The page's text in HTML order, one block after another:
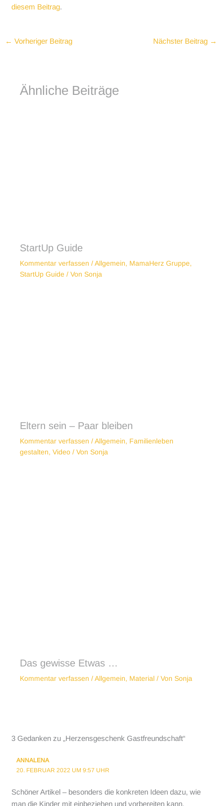
diesem Beitrag.
← Vorheriger Beitrag Nächster Beitrag →
Ähnliche Beiträge
StartUp Guide
Kommentar verfassen /Allgemein, MamaHerz Gruppe,
StartUp Guide / Von Sonja
Eltern sein – Paar bleiben
Kommentar verfassen /Allgemein, Familienleben
gestalten,Video / Von Sonja
Das gewisse Etwas …
Kommentar verfassen /Allgemein, Material / Von Sonja
3 Gedanken zu „Herzensgeschenk Gastfreundschaft“
ANNALENA
20. FEBRUAR 2022 UM 9:57 UHR
Schöner Artikel – besonders die konkreten Ideen dazu, wie
man die Kinder mit einbeziehen und vorbereiten kann,